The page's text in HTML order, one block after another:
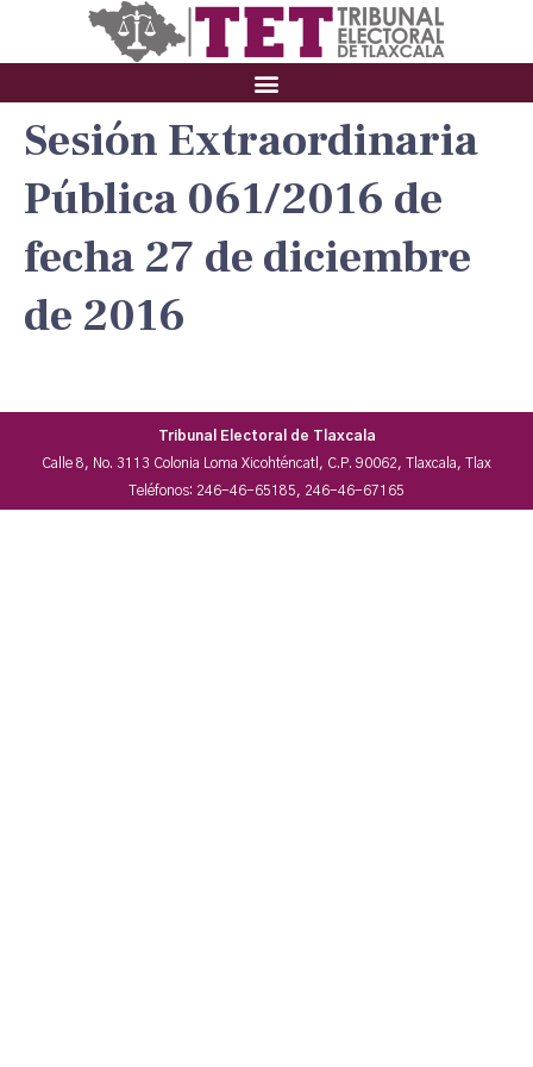
Sesión Extraordinaria
Pública 061/2016 de
fecha 27 de diciembre
de 2016
Tribunal Electoral de Tlaxcala
Calle 8, No. 3113 Colonia Loma Xicohténcatl, C.P. 90062, Tlaxcala, Tlax
Teléfonos: 246-46-65185, 246-46-67165